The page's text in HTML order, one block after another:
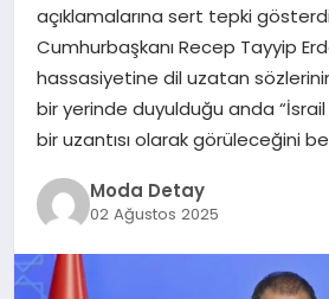
SAĞLIK
SPOR
TEKNOLOJI
açıklamalarına sert tepki
Cumhurbaşkanı Recep Tayyip
hassasiyetine dil uzatan
bir yerinde duyulduğu anda “İsrail
bir uzantısı olarak görüleceğini
Moda Detay
02 Ağustos 2025